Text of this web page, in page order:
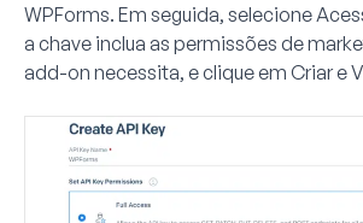
WPForms. Em seguida, selecione
a chave inclua as permissões de
add-on necessita, e clique em Criar e